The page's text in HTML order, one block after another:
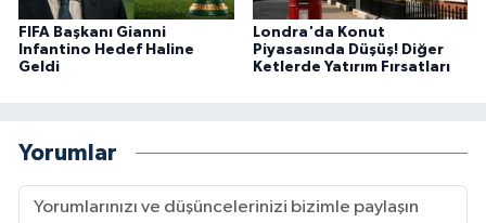
FIFA Başkanı Gianni
Infantino Hedef Haline
Geldi
Londra'da Konut
Piyasasında Düşüş! Diğer
Ketlerde Yatırım Fırsatları
Yorumlar